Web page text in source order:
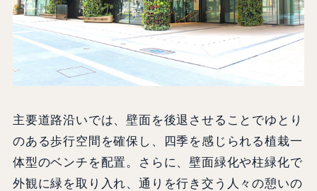
主要道路沿いでは、壁面を後退させることでゆとり
のある歩行空間を確保し、四季を感じられる植栽一
体型のベンチを配置。さらに、壁面緑化や柱緑化で
外観に緑を取り入れ、通りを行き交う人々の憩いの